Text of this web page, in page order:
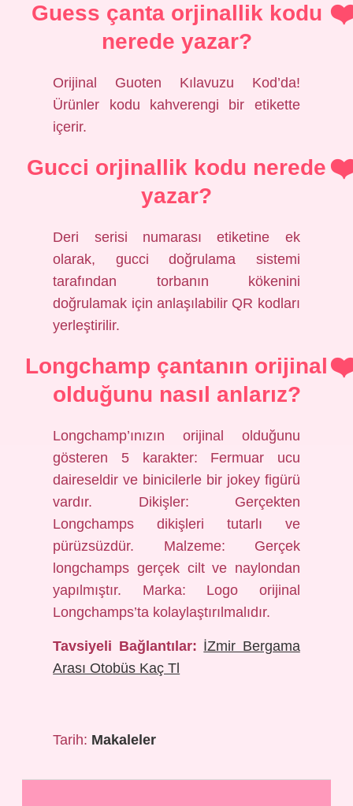
Guess çanta orjinallik kodu
nerede yazar?
Orijinal Guoten Kılavuzu Kod’da!
Ürünler kodu kahverengi bir etikette
içerir.
Gucci orjinallik kodu nerede
yazar?
Deri serisi numarası etiketine ek
olarak, gucci doğrulama sistemi
tarafından torbanın kökenini
doğrulamak için anlaşılabilir QR kodları
yerleştirilir.
Longchamp çantanın orijinal
olduğunu nasıl anlarız?
Longchamp’ınızın orijinal olduğunu
gösteren 5 karakter: Fermuar ucu
daireseldir ve binicilerle bir jokey figürü
vardır. Dikişler: Gerçekten
Longchamps dikişleri tutarlı ve
pürüzsüzdür. Malzeme: Gerçek
longchamps gerçek cilt ve naylondan
yapılmıştır. Marka: Logo orijinal
Longchamps’ta kolaylaştırılmalıdır.
Tavsiyeli Bağlantılar: İZmir Bergama
Arası Otobüs Kaç Tl
Tarih: Makaleler